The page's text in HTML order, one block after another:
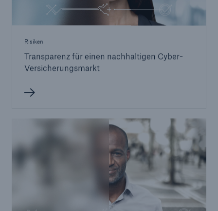
Risiken
Transparenz für einen nachhaltigen Cyber-
Versicherungsmarkt